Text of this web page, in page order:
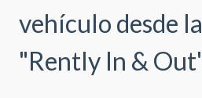
vehículo desde
"Rently In &